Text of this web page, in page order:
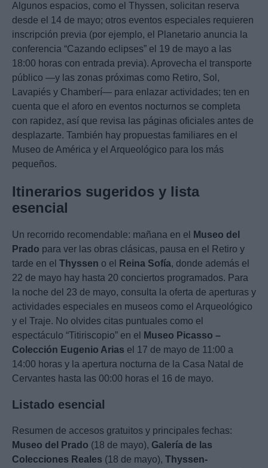
Algunos espacios, como el Thyssen, solicitan reserva
desde el 14 de mayo; otros eventos especiales requieren
inscripción previa (por ejemplo, el Planetario anuncia la
conferencia “Cazando eclipses” el 19 de mayo a las
18:00 horas con entrada previa). Aprovecha el transporte
público —y las zonas próximas como Retiro, Sol,
Lavapiés y Chamberí— para enlazar actividades; ten en
cuenta que el aforo en eventos nocturnos se completa
con rapidez, así que revisa las páginas oficiales antes de
desplazarte. También hay propuestas familiares en el
Museo de América y el Arqueológico para los más
pequeños.
Itinerarios sugeridos y lista
esencial
Un recorrido recomendable: mañana en el
Museo del
Prado para ver las obras clásicas, pausa en el Retiro y
tarde en el Thyssen o el Reina Sofía, donde además el
22 de mayo hay hasta 20 conciertos programados. Para
la noche del 23 de mayo, consulta la oferta de aperturas y
actividades especiales en museos como el Arqueológico
y el Traje. No olvides citas puntuales como el
espectáculo “Titiriscopio” en el
Museo Picasso –
Colección Eugenio Arias el 17 de mayo de 11:00 a
14:00 horas y la apertura nocturna de la Casa Natal de
Cervantes hasta las 00:00 horas el 16 de mayo.
Listado esencial
Resumen de accesos gratuitos y principales fechas:
Museo del Prado (18 de mayo), Galería de las
Colecciones Reales (18 de mayo), Thyssen-